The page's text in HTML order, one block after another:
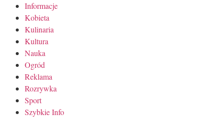
Informacje
Kobieta
Kulinaria
Kultura
Nauka
Ogród
Reklama
Rozrywka
Sport
Szybkie Info